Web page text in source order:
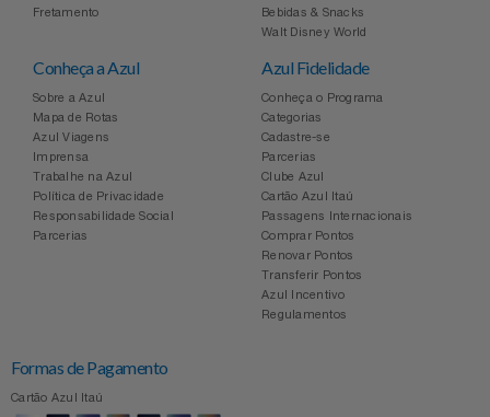
Fretamento
Bebidas & Snacks
Walt Disney World
Conheça a Azul
Sobre a Azul
Mapa de Rotas
Azul Viagens
Imprensa
Trabalhe na Azul
Política de Privacidade
Responsabilidade Social
Parcerias
Azul Fidelidade
Conheça o Programa
Categorias
Cadastre-se
Parcerias
Clube Azul
Cartão Azul Itaú
Passagens Internacionais
Comprar Pontos
Renovar Pontos
Transferir Pontos
Azul Incentivo
Regulamentos
Formas de Pagamento
Cartão Azul Itaú